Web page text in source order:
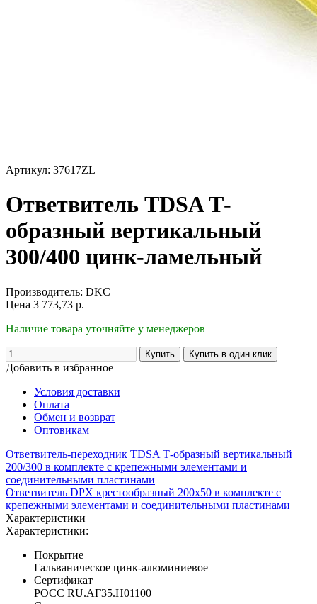
Артикул: 37617ZL
Ответвитель TDSA Т-
образный вертикальный
300/400 цинк-ламельный
Производитель: DKC
Цена 3 773,73 р.
Наличие товара уточняйте у менеджеров
Добавить в избранное
Условия доставки
Оплата
Обмен и возврат
Оптовикам
Ответвитель-переходник TDSA Т-образный вертикальный
200/300 в комплекте с крепежными элементами и
соединительными пластинами
Ответвитель DPX крестообразный 200х50 в комплекте с
крепежными элементами и соединительными пластинами
Характеристики
Характеристики:
Покрытие
Гальваническое цинк-алюминиевое
Сертификат
POCC RU.АГ35.H01100